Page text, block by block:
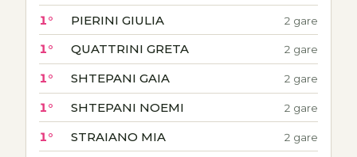
1° PIERINI GIULIA 2 gare
1° QUATTRINI GRETA 2 gare
1° SHTEPANI GAIA 2 gare
1° SHTEPANI NOEMI 2 gare
1° STRAIANO MIA 2 gare